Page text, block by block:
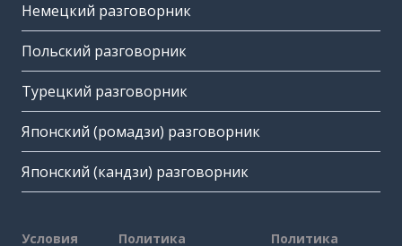
Немецкий разговорник
Польский разговорник
Турецкий разговорник
Японский (ромадзи) разговорник
Японский (кандзи) разговорник
Условия Политика Политика